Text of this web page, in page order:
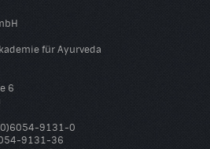
für Ayurveda
6
9131-0
9131-36